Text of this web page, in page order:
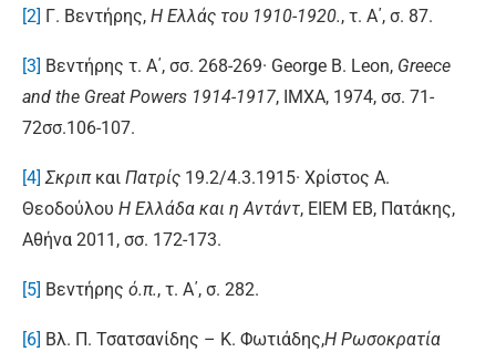
[2] Γ. Βεντήρης, Η Ελλάς του 1910-1920., τ. Α΄, σ. 87.
[3] Βεντήρης τ. Α΄, σσ. 268-269· George B. Leon, Greece
and the Great Powers 1914-1917, IMXA, 1974, σσ. 71-
72σσ.106-107.
[4] Σκριπκαι Πατρίς 19.2/4.3.1915· Χρίστος Α.
Θεοδούλου Η Ελλάδα και η Αντάντ, ΕΙΕΜ ΕΒ, Πατάκης,
Αθήνα 2011, σσ. 172-173.
[5] Βεντήρης ό.π., τ. Α΄, σ. 282.
[6] Βλ. Π. Τσατσανίδης – Κ. Φωτιάδης,Η Ρωσοκρατία